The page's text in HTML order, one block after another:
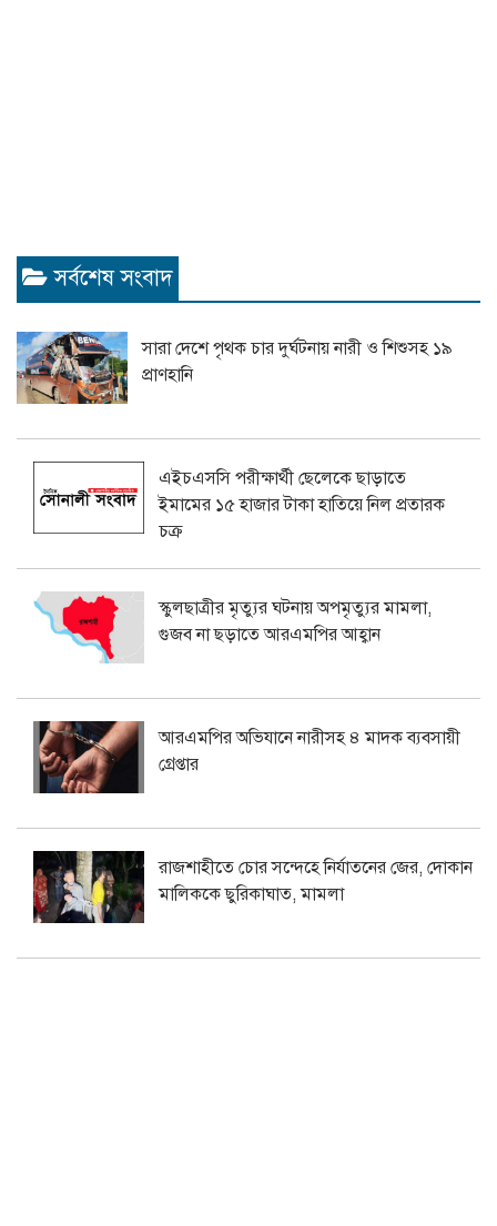
সর্বশেষ সংবাদ
সারা দেশে পৃথক চার দুর্ঘটনায় নারী ও শিশুসহ ১৯
প্রাণহানি
এইচএসসি পরীক্ষার্থী ছেলেকে ছাড়াতে
ইমামের ১৫ হাজার টাকা হাতিয়ে নিল প্রতারক
চক্র
স্কুলছাত্রীর মৃত্যুর ঘটনায় অপমৃত্যুর মামলা,
গুজব না ছড়াতে আরএমপির আহ্বান
আরএমপির অভিযানে নারীসহ ৪ মাদক ব্যবসায়ী
গ্রেপ্তার
রাজশাহীতে চোর সন্দেহে নির্যাতনের জের, দোকান
মালিককে ছুরিকাঘাত, মামলা